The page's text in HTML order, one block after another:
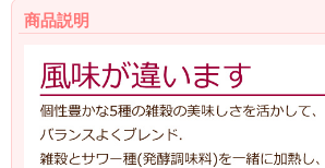
商品説明